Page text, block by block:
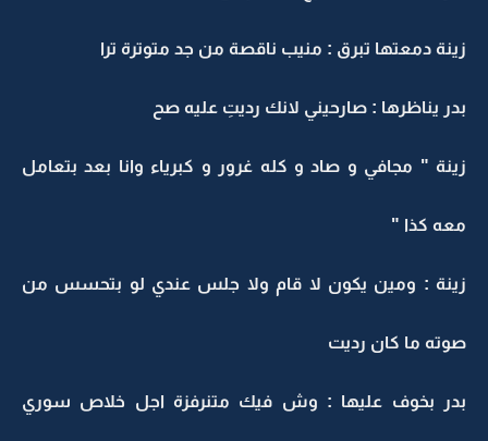
زينة دمعتها تبرق : منيب ناقصة من جد متوترة ترا
بدر يناظرها : صارحيني لانك رديتِ عليه صح
زينة " مجافي و صاد و كله غرور و كبرياء وانا بعد بتعامل
معه كذا "
زينة : ومين يكون لا قام ولا جلس عندي لو بتحسس من
صوته ما كان رديت
بدر بخوف عليها : وش فيك متنرفزة اجل خلاص سوري